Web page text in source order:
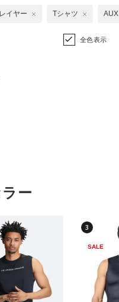
イヤー Tシャツ
全色表示
ー
3
SALE